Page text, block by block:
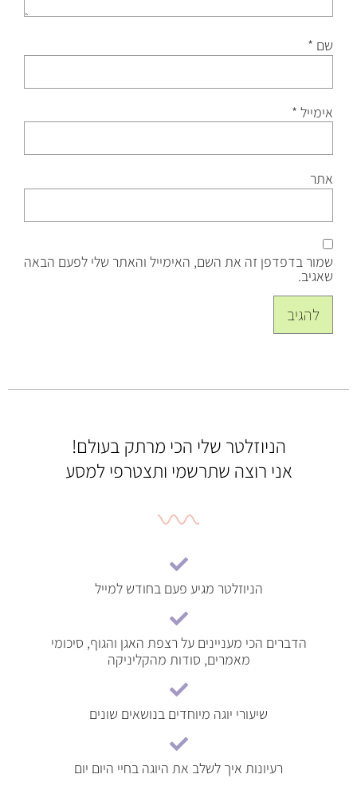
שם *
אימייל *
אתר
שמור בדפדפן זה את השם, האימייל והאתר שלי לפעם הבאה
שאגיב.
הניוזלטר שלי הכי מרתק בעולם!
אני רוצה שתרשמי ותצטרפי למסע
הניוזלטר מגיע פעם בחודש למייל
הדברים הכי מעניינים על רצפת האגן והגוף, סיכומי
מאמרים, סודות מהקליניקה
שיעורי יוגה מיוחדים בנושאים שונים
רעיונות איך לשלב את היוגה בחיי היום יום